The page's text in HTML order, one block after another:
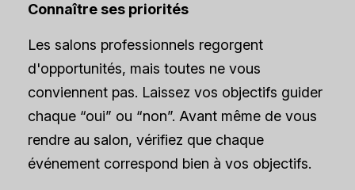
Connaître ses priorités
Les salons professionnels regorgent
d'opportunités, mais toutes ne vous
conviennent pas. Laissez vos objectifs guider
chaque “oui” ou “non”. Avant même de vous
rendre au salon, vérifiez que chaque
événement correspond bien à vos objectifs.